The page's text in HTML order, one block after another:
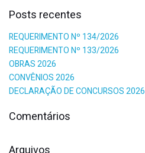
Posts recentes
REQUERIMENTO Nº 134/2026
REQUERIMENTO Nº 133/2026
OBRAS 2026
CONVÊNIOS 2026
DECLARAÇÃO DE CONCURSOS 2026
Comentários